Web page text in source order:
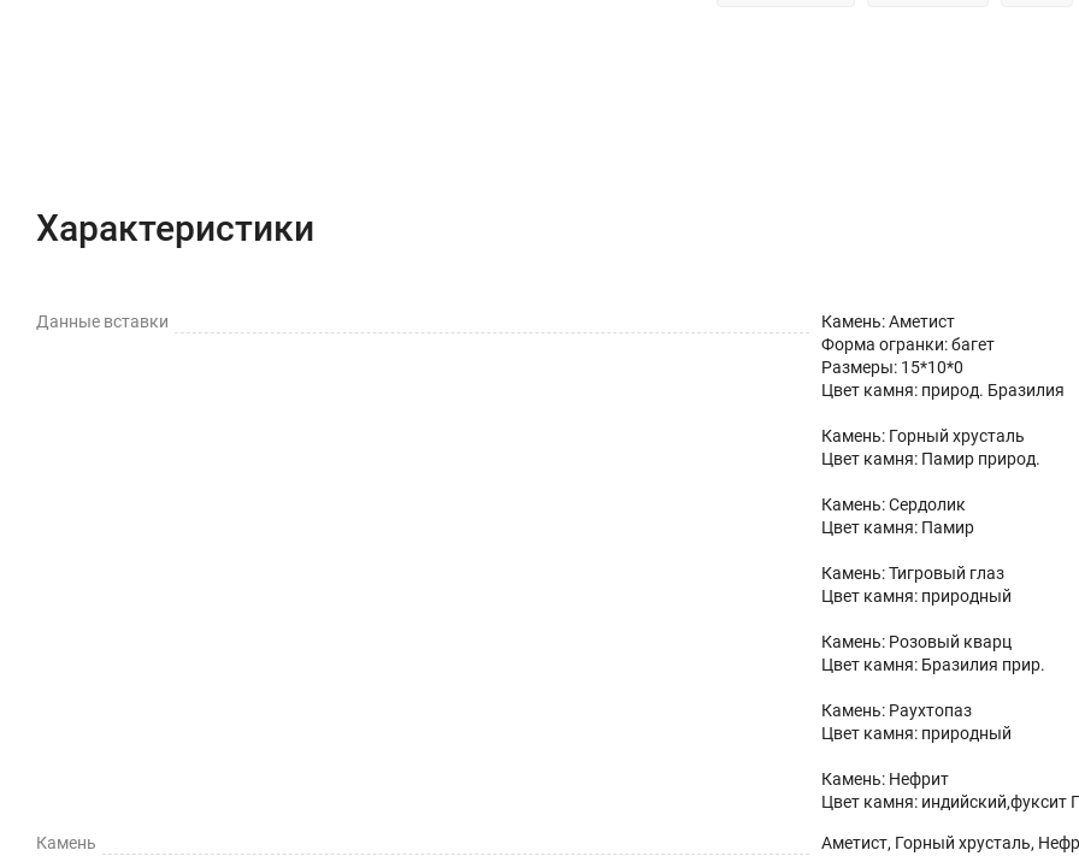
Характеристики
Данные вставки
Камень: Аметист
Форма огранки: багет
Размеры: 15*10*0
Цвет камня: природ. Бразилия
Камень: Горный хрусталь
Цвет камня: Памир природ.
Камень: Сердолик
Цвет камня: Памир
Камень: Тигровый глаз
Цвет камня: природный
Камень: Розовый кварц
Цвет камня: Бразилия прир.
Камень: Раухтопаз
Цвет камня: природный
Камень: Нефрит
Цвет камня: индийский,фуксит
Камень Аметист, Горный хрусталь,